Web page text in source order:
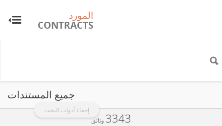
المورد
CONTRACTS
إخفاء أدوات البحث
جميع المستندات
3343 وثائق